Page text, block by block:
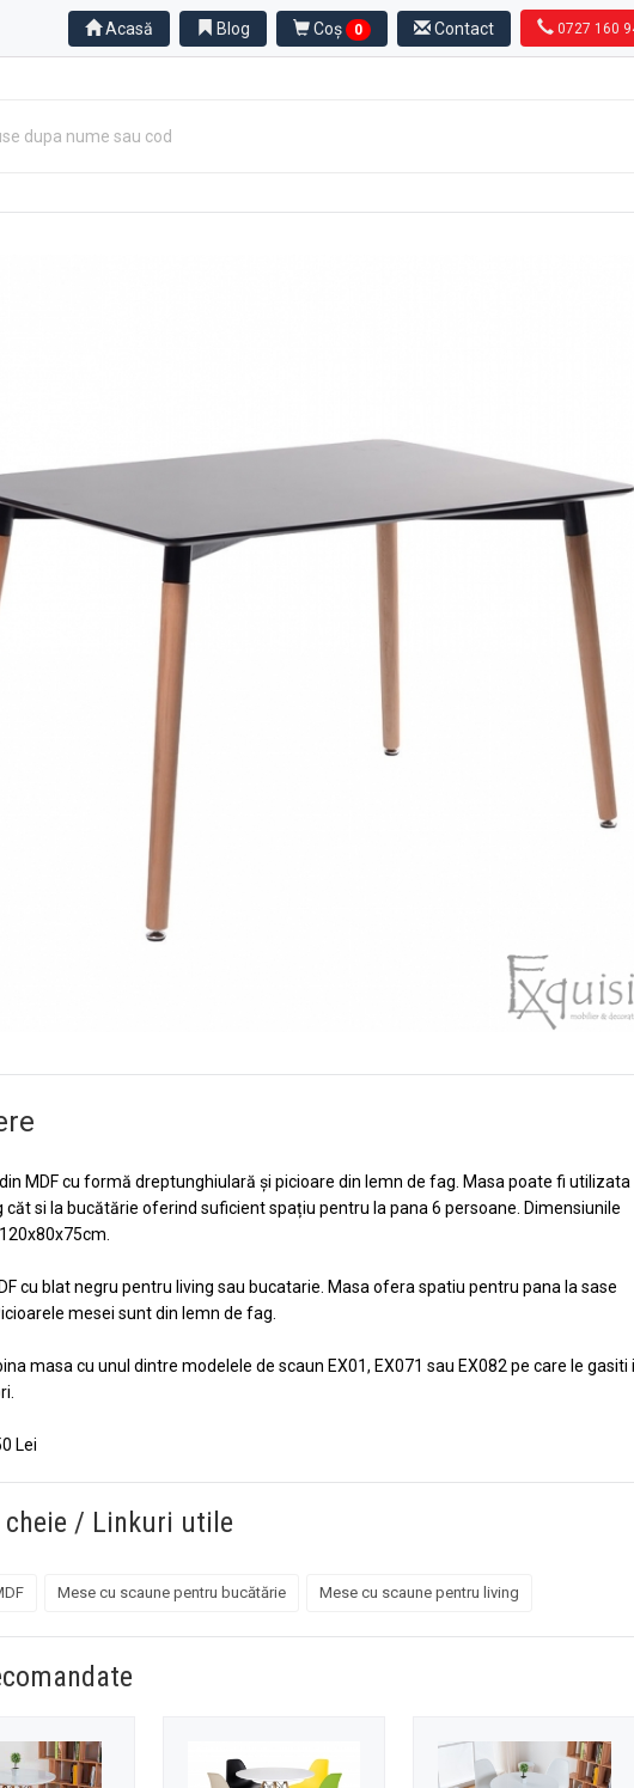
Acasă Blog Coș 0 Contact 0727 160
MDF cu formă dreptunghiulară și picioare din lemn de fag. Masa poate fi utilizata
căt si la bucătărie oferind suficient spațiu pentru la pana 6 persoane. Dimensiunile
cu blat negru pentru living sau bucatarie. Masa ofera spatiu pentru pana la sase
mesei sunt din lemn de fag.
masa cu unul dintre modelele de scaun EX01, EX071 sau EX082 pe care le gasiti
Lei
cheie / Linkuri utile
Mese cu scaune pentru bucătărie Mese cu scaune pentru living